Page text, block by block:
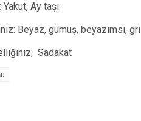
Yakut, Ay taşı
Beyaz, gümüş, beyazımsı, gri
Sadakat